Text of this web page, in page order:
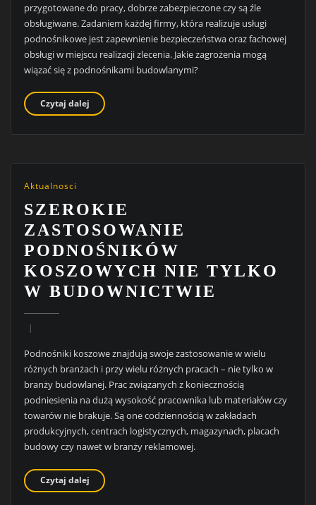
przygotowane do pracy, dobrze zabezpieczone czy są źle
obsługiwane. Zadaniem każdej firmy, która realizuje usługi
podnośnikowe jest zapewnienie bezpieczeństwa oraz fachowej
obsługi w miejscu realizacji zlecenia. Jakie zagrożenia mogą
wiązać się z podnośnikami budowlanymi?
Czytaj dalej
Aktualnosci
SZEROKIE
ZASTOSOWANIE
PODNOŚNIKÓW
KOSZOWYCH NIE TYLKO
W BUDOWNICTWIE
Podnośniki koszowe znajdują swoje zastosowanie w wielu
różnych branżach i przy wielu różnych pracach – nie tylko w
branży budowlanej. Prac związanych z koniecznością
podniesienia na dużą wysokość pracownika lub materiałów czy
towarów nie brakuje. Są one codziennością w zakładach
produkcyjnych, centrach logistycznych, magazynach, placach
budowy czy nawet w branży reklamowej.
Czytaj dalej